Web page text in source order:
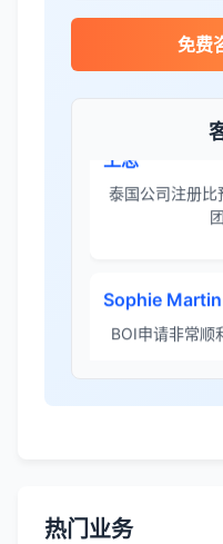
免费
泰国公司注册比
Sophie Martin
BOI申请非常顺
李女士
境外投资备案
热门业务